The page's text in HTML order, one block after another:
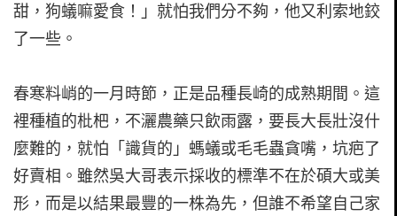
甜，狗蟻嘛愛食！」就怕我們分不夠，他又利索地鉸
了一些。
春寒料峭的一月時節，正是品種長崎的成熟期間。這
裡種植的枇杷，不灑農藥只飲雨露，要長大長壯沒什
麼難的，就怕「識貨的」螞蟻或毛毛蟲貪嘴，坑疤了
好賣相。雖然吳大哥表示採收的標準不在於碩大或美
形，而是以結果最豐的一株為先，但誰不希望自己家